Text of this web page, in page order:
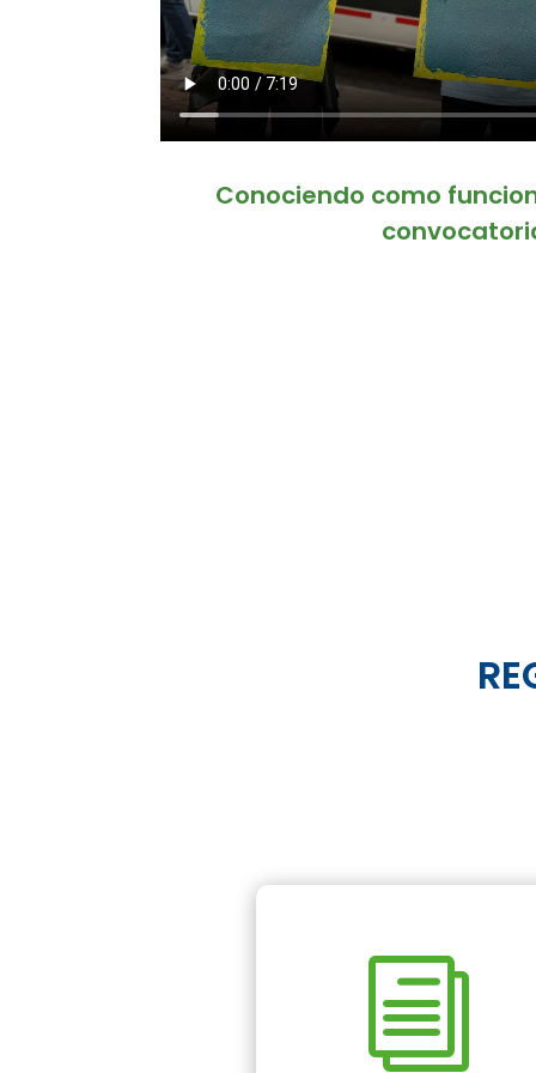
Conociendo como
i
Convocatorias
Consultar las
convocatorias del Instituto
Municipal del Cultura y
Turismo de Bucaramanga